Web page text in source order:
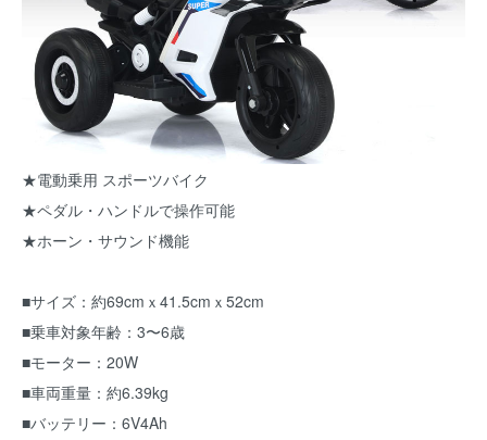
★電動乗用 スポーツバイク
★ペダル・ハンドルで操作可能
★ホーン・サウンド機能
■サイズ：約69cmｘ41.5cmｘ52cm
■乗車対象年齢：3〜6歳
■モーター：20W
■車両重量：約6.39kg
■バッテリー：6V4Ah